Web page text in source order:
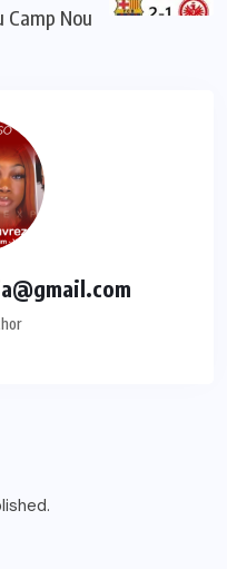
Camp Nou